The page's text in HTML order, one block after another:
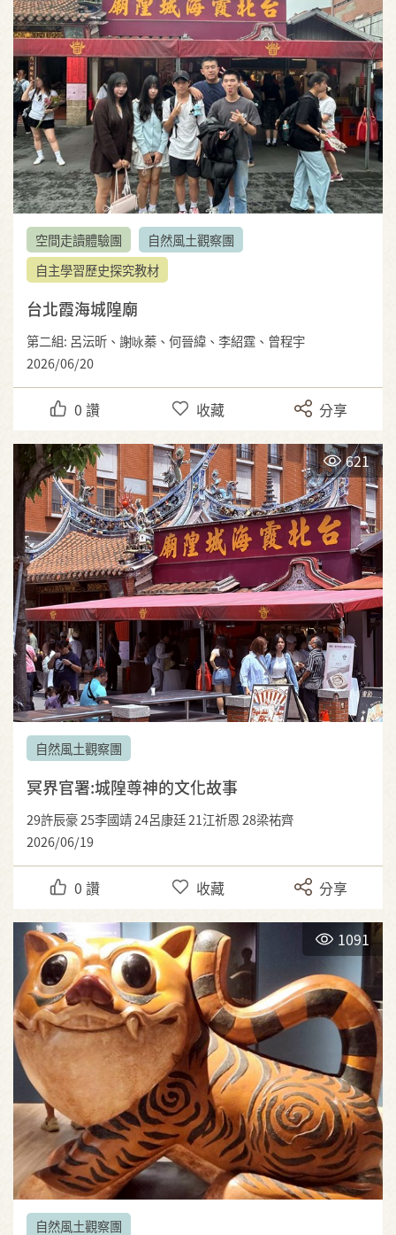
空間走讀體驗團
自然風土觀察團
自主學習歷史探究教材
台北霞海城隍廟
第二組: 呂沄昕、謝咏蓁、何晉緯、李紹霆、曾程宇
2026/06/20
0 讚 收藏 分享
621
自然風土觀察團
冥界官署:城隍尊神的文化故事
29許辰豪 25李國靖 24呂康廷 21江祈恩 28梁祐齊
2026/06/19
0 讚 收藏 分享
1091
自然風土觀察團